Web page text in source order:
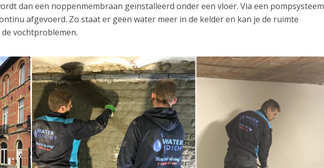
dan een noppenmembraan geïnstalleerd onder een vloer. Via een pompsysteem
afgevoerd. Zo staat er geen water meer in de kelder en kan je de ruimte
vochtproblemen.